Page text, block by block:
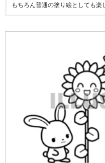
もちろん普通の塗り絵としても楽